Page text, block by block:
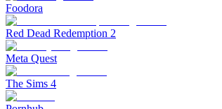
Foodora
Red Dead Redemption 2
Meta Quest
The Sims 4